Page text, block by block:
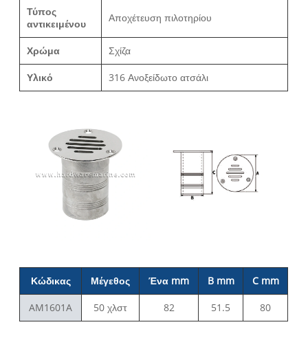
Τύπος
αντικειμένου
Αποχέτευση πιλοτηρίου
Χρώμα Σχίζα
Υλικό 316 Ανοξείδωτο ατσάλι
Κώδικας Μέγεθος Ένα mm B mm C mm
AM1601A 50 χλστ 82 51.5 80